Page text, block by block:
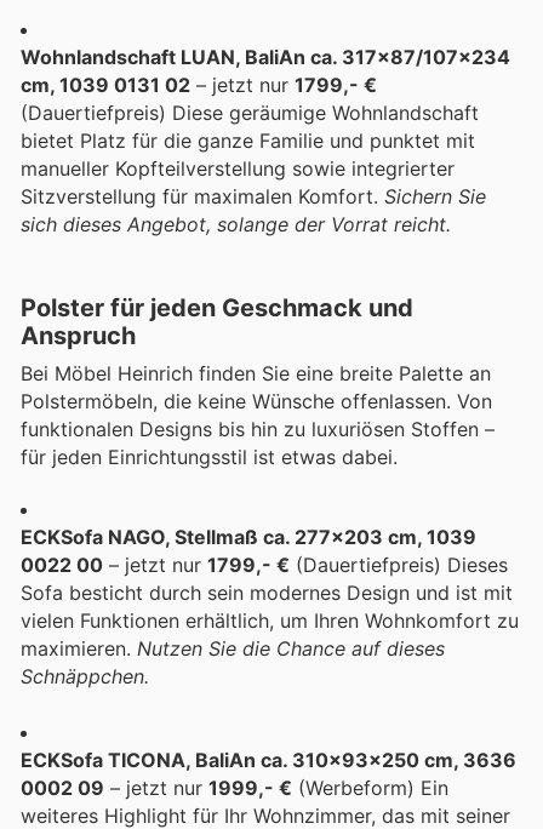
Wohnlandschaft LUAN, BaliAn ca. 317x87/107x234
cm, 1039 0131 02 – jetzt nur 1799,- €
(Dauertiefpreis) Diese geräumige Wohnlandschaft
bietet Platz für die ganze Familie und punktet mit
manueller Kopfteilverstellung sowie integrierter
Sitzverstellung für maximalen Komfort. Sichern Sie
sich dieses Angebot, solange der Vorrat reicht.
Polster für jeden Geschmack und
Anspruch
Bei Möbel Heinrich finden Sie eine breite Palette an
Polstermöbeln, die keine Wünsche offenlassen. Von
funktionalen Designs bis hin zu luxuriösen Stoffen –
für jeden Einrichtungsstil ist etwas dabei.
ECKSofa NAGO, Stellmaß ca. 277x203 cm, 1039
0022 00 – jetzt nur 1799,- € (Dauertiefpreis) Dieses
Sofa besticht durch sein modernes Design und ist mit
vielen Funktionen erhältlich, um Ihren Wohnkomfort zu
maximieren. Nutzen Sie die Chance auf dieses
Schnäppchen.
ECKSofa TICONA, BaliAn ca. 310x93x250 cm, 3636
0002 09 – jetzt nur 1999,- € (Werbeform) Ein
weiteres Highlight für Ihr Wohnzimmer, das mit seiner